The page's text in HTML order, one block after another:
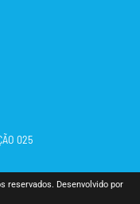
025
reservados. Desenvolvido por